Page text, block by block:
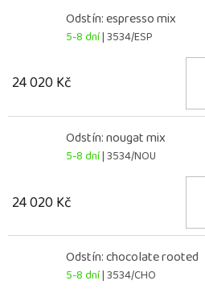
Odstín: espresso mix
5-8 dní| 3534/ESP
24 020 Kč
Odstín: nougat mix
5-8 dní| 3534/NOU
24 020 Kč
Odstín: chocolate rooted
5-8 dní| 3534/CHO